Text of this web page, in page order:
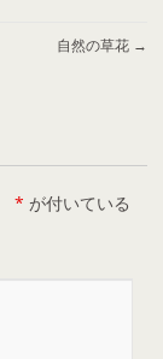
自然の草花 →
* が付いている